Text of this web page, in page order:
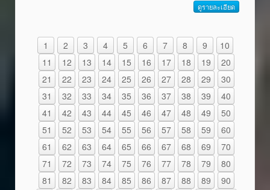
ดูรายละเอียด
1 2 3 4 5 6 7 8 9
10
11
12 13 14 15 16 17 18 19
20
21
22 23 24 25 26 27 28 29
30
31
32 33 34 35 36 37 38 39
40
41
42 43 44 45 46 47 48 49
50
51
52 53 54 55 56 57 58 59
60
61
62 63 64 65 66 67 68 69
70
71
72 73 74 75 76 77 78 79
80
81
82 83 84 85 86 87 88 89
90